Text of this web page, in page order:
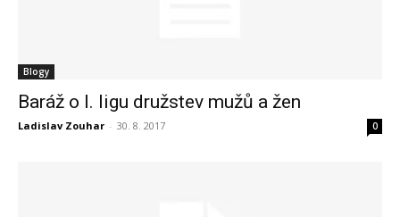
Blogy
Baráž o I. ligu družstev mužů a žen
Ladislav Zouhar - 30. 8. 2017 0